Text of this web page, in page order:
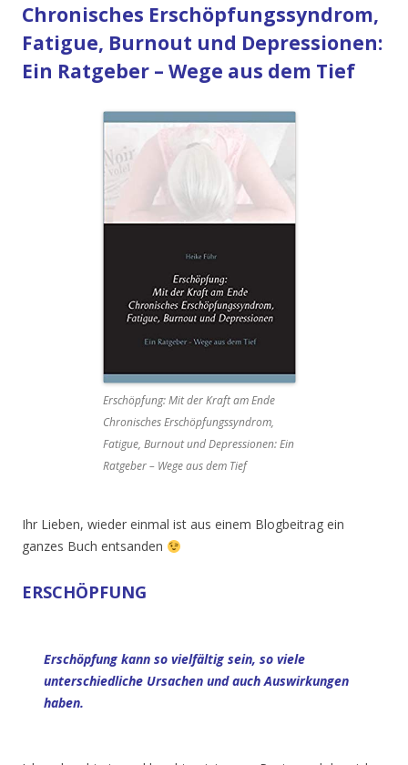
Chronisches Erschöpfungssyndrom,
Fatigue, Burnout und Depressionen:
Ein Ratgeber – Wege aus dem Tief
Erschöpfung: Mit der Kraft am Ende
Chronisches Erschöpfungssyndrom,
Fatigue, Burnout und Depressionen: Ein
Ratgeber – Wege aus dem Tief
Ihr Lieben, wieder einmal ist aus einem Blogbeitrag ein
ganzes Buch entsanden
ERSCHÖPFUNG
Erschöpfung kann so vielfältig sein, so viele
unterschiedliche Ursachen und auch Auswirkungen
haben.